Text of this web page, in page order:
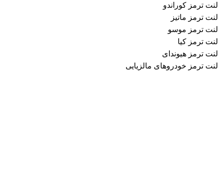
لنت ترمز کوراندو
لنت ترمز ماتیز
لنت ترمز موسو
لنت ترمز کیا
لنت ترمز هیوندای
لنت ترمز خودروهای مالزیایی